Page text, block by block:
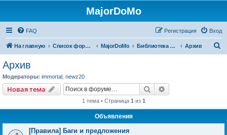
MajorDoMo
FAQ Вход
Регистрация
На главную Список форумов MajorDoMo Библиотека решений Архив
Архив
Модераторы: immortal newz20
Новая тема Поиск
1 тема • Страница 1 из 1
Объявления
[Правила] Баги и предложения